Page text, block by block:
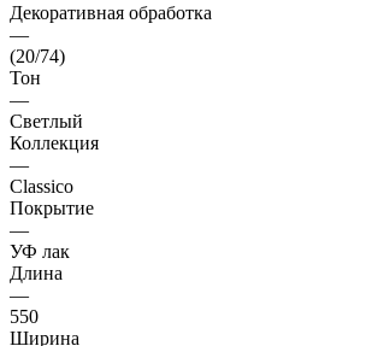
Декоративная обработка
—
(20/74)
Тон
—
Светлый
Коллекция
—
Classico
Покрытие
—
УФ лак
Длина
—
550
Ширина